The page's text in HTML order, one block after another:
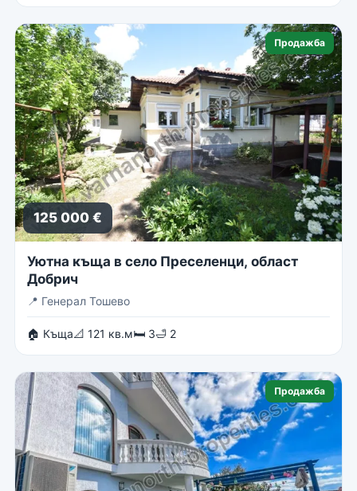
Продажба
125 000 €
Уютна къща в село Преселенци, област
Добрич
📍 Генерал Тошево
🏠 Къща📐 121 кв.м🛏 3🛁 2
Продажба